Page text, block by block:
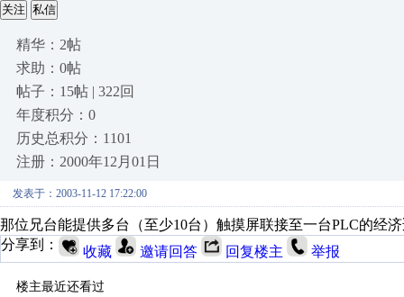
关注 私信
精华：2帖
求助：0帖
帖子：15帖 | 322回
年度积分：0
历史总积分：1101
注册：2000年12月01日
发表于：2003-11-12 17:22:00
那位兄台能提供多台（至少10台）触摸屏联接至一台PLC的经
分享到：
收藏 邀请回答 回复楼主 举报
楼主最近还看过